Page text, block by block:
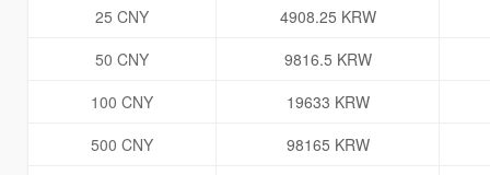
25 CNY
4908.25 KRW
50 CNY
9816.5 KRW
100 CNY
19633 KRW
500 CNY
98165 KRW